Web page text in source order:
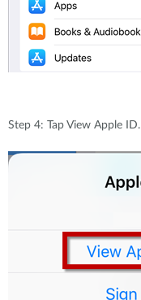
Step 4: Tap View Apple ID.